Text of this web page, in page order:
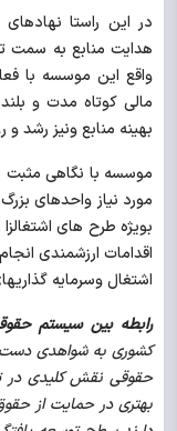
در این راستا
هدایت منابع به سمت
واقع این موسسه با
مالی کوتاه مدت و
بهینه منابع ونیز رشد
موسسه با نگاهی مثبت
مورد نیاز واحدهای
بویژه طرح های
اقدامات ارزشمندی
اشتغال وسرمایه
رابطه بین سیستم
کشوری به شواهدی
حقوقی نقش کلیدی در
بهتری در حمایت از